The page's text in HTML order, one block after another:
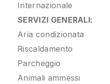
Internazionale
SERVIZI GENERALI:
Aria condizionata
Riscaldamento
Parcheggio
Animali ammessi